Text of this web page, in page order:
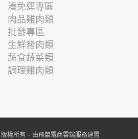
湊免運專區
肉品雞肉類
批發專區
生鮮豬肉類
蔬食蔬菜類
調理雞肉類
版權所有 - 由飛鼠電商雲端服務建置